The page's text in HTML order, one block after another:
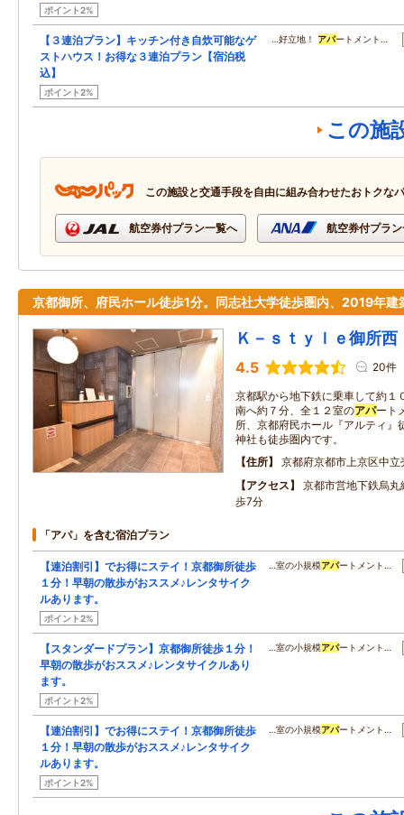
ポイント2%
【３連泊プラン】キッチン付き自炊可能なゲ
ストハウス！お得な３連泊プラン【宿泊税
込】
ポイント2%
…好立地！ アパートメント…
この施
この施設と交通手段を自由に組み合わせたおトクな
航空券付プラン一覧へ 航空券付プラ
京都御所、府民ホール徒歩1分。同志社大学徒歩圏内、2019年建
Ｋ－ｓｔｙｌｅ御所西
4.5 20件
京都駅から地下鉄に乗車して約１
南へ約７分、全１２室のアパート
所、京都府民ホール『アルティ』
神社も徒歩圏内です。
住所
京都府京都市上京区中
アクセス
京都市営地下鉄烏
歩7分
「アパ」を含む宿泊プラン
【連泊割引】でお得にステイ！京都御所徒歩
１分！早朝の散歩がおススメ♪レンタサイク
ルあります。
ポイント2%
…室の小規模アパートメント…
【スタンダードプラン】京都御所徒歩１分！
早朝の散歩がおススメ♪レンタサイクルあり
ます。
ポイント2%
…室の小規模アパートメント…
【連泊割引】でお得にステイ！京都御所徒歩
１分！早朝の散歩がおススメ♪レンタサイク
ルあります。
ポイント2%
…室の小規模アパートメント…